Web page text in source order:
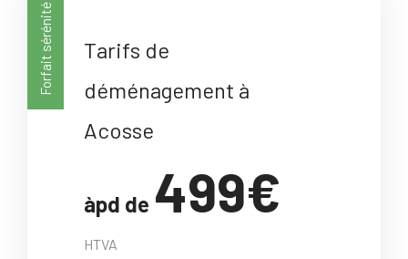
Forfait sérénité
Tarifs de
déménagement à
Acosse
àpd de 499€
HTVA